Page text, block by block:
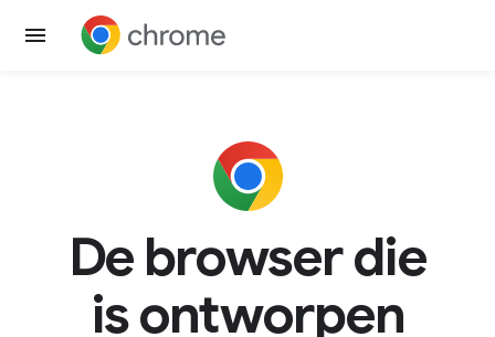
De browser die
is ontworpen